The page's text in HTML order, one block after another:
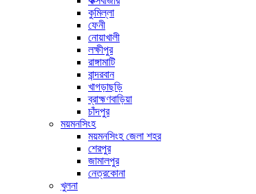
কুমিল্লা
ফেনী
নোয়াখালী
লক্ষীপুর
রাঙ্গামাটি
বান্দরবান
খাগড়াছড়ি
ব্রাহ্মণবাড়িয়া
চাঁদপুর
ময়মনসিংহ
ময়মনসিংহ জেলা শহর
শেরপুর
জামালপুর
নেত্রকোনা
খুলনা